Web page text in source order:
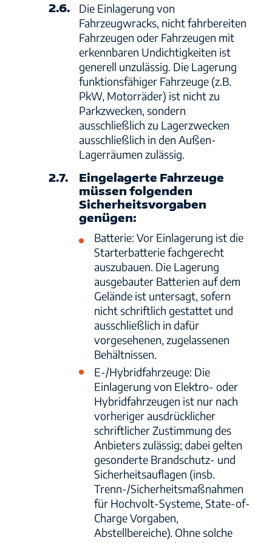
2.6.
Die Einlagerung von
Fahrzeugwracks, nicht fahrbereiten
Fahrzeugen oder Fahrzeugen mit
erkennbaren Undichtigkeiten ist
generell unzulässig. Die Lagerung
funktionsfähiger Fahrzeuge (z.B.
PkW, Motorräder) ist nicht zu
Parkzwecken, sondern
ausschließlich zu Lagerzwecken
ausschließlich in den Außen-
Lagerräumen zulässig.
2.7.
Eingelagerte Fahrzeuge
müssen folgenden
Sicherheitsvorgaben
genügen:
Batterie: Vor Einlagerung ist die
Starterbatterie fachgerecht
auszubauen. Die Lagerung
ausgebauter Batterien auf dem
Gelände ist untersagt, sofern
nicht schriftlich gestattet und
ausschließlich in dafür
vorgesehenen, zugelassenen
Behältnissen.
E-/Hybridfahrzeuge: Die
Einlagerung von Elektro- oder
Hybridfahrzeugen ist nur nach
vorheriger ausdrücklicher
schriftlicher Zustimmung des
Anbieters zulässig; dabei gelten
gesonderte Brandschutz- und
Sicherheitsauflagen (insb.
Trenn-/Sicherheitsmaßnahmen
für Hochvolt-Systeme, State-of-
Charge Vorgaben,
Abstellbereiche). Ohne solche